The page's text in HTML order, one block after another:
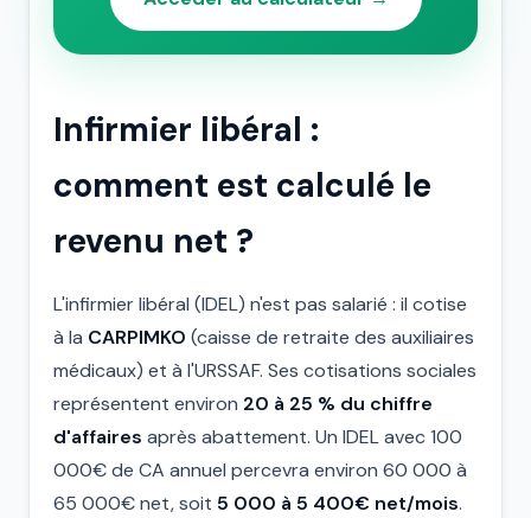
Infirmier libéral :
comment est calculé le
revenu net ?
L'infirmier libéral (IDEL) n'est pas salarié : il cotise
à la CARPIMKO (caisse de retraite des auxiliaires
médicaux) et à l'URSSAF. Ses cotisations sociales
représentent environ 20 à 25 % du chiffre
d'affaires après abattement. Un IDEL avec 100
000€ de CA annuel percevra environ 60 000 à
65 000€ net, soit 5 000 à 5 400€ net/mois.